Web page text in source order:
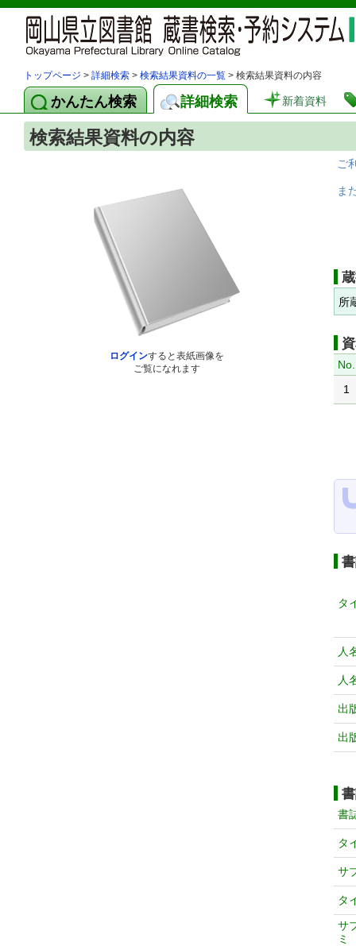
トップページ > 詳細検索 > 検索結果資料の一覧 > 検索結果資料の内容
かんたん検索 詳細検索 新着資料
検索結果資料の内容
ログインすると表紙画像を
ご覧になれます
ご
ま
所
No.
1
タ
人
人
出
出
書
タ
サ
タ
サ
ミ